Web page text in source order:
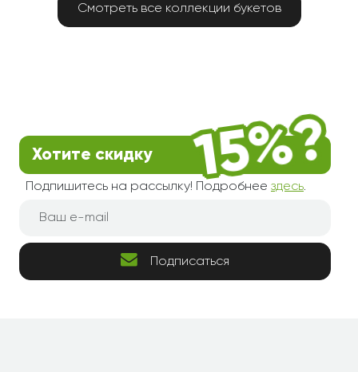
Смотреть все коллекции букетов
Хотите скидку
Подпишитесь на рассылку! Подробнее здесь.
Подписаться